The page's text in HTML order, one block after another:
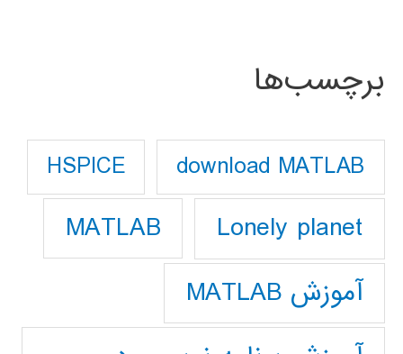
برچسب‌ها
download MATLAB
HSPICE
Lonely planet
MATLAB
آموزش MATLAB